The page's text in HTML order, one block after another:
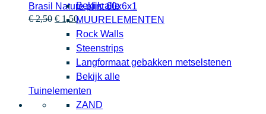
Brasil Nature plint 60x6x1
€2,50 Oorspronkelijke
was:
€ 2,50.
€ 1,50Huidige
prijs
is:
€ 1,50.
Bekijk alle
MUURELEMENTEN
Rock Walls
Steenstrips
Langformaat gebakken metselstenen
Bekijk alle
Tuinelementen
ZAND